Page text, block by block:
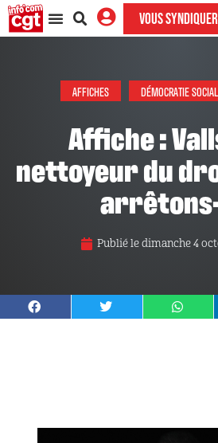
VOUS SYNDIQUER
AFFICHES DÉMOCRATIE
Affiche : Vallsman,
nettoyeur du
Publié ledimanche 4